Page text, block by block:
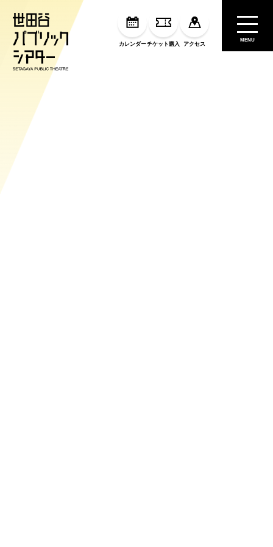
カレンダーチケット購入 アクセス
MENU